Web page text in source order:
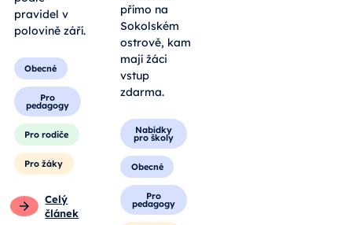
pravidel v
polovině září.
Obecné
Pro
pedagogy
Pro rodiče
Pro žáky
Celý
článek
přímo na
Sokolském
ostrově, kam
mají žáci
vstup
zdarma.
Nabídky
pro školy
Obecné
Pro
pedagogy